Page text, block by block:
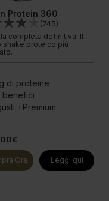
Protein 360
(745)
completa definitiva. Il
shake proteico più
di proteine
benefici
+Premium
Ora Leggi qui